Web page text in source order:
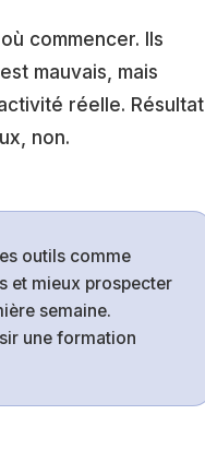
commencer. Ils
mauvais, mais
réelle. Résultat
non.
outils comme
et mieux prospecter
semaine.
une formation